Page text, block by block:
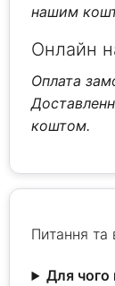
нашим
Онлайн
Оплата
коштом.
Питання та
Для чого